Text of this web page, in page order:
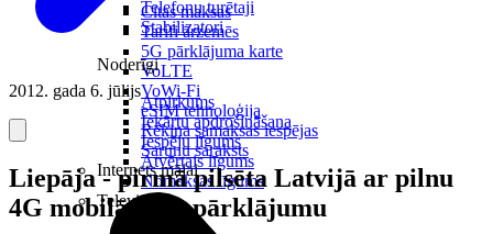
Citas maksas
Tarifi ārzemēs
5G pārklājuma karte
VoLTE
VoWi-Fi
eSIM tehnoloģija
Rēķina samaksas iespējas
Sarunu saraksts
Internets mājai
Telefonu turētaji
Stabilizatori
Noderīgi
Atpirkums
Iekārtu apdrošināšana
Iespēju līgums
Atvērtais līgums
Nomaksas līgums
Televizori
2012. gada 6. jūlijs
Liepāja - pirmā pilsēta Latvijā ar pilnu
4G mobilā tīkla pārklājumu